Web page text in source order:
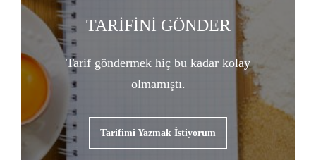
TARİFİNİ GÖNDER
Tarif göndermek hiç bu kadar kolay
olmamıştı.
Tarifimi Yazmak İstiyorum